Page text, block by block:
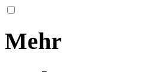
Mehr